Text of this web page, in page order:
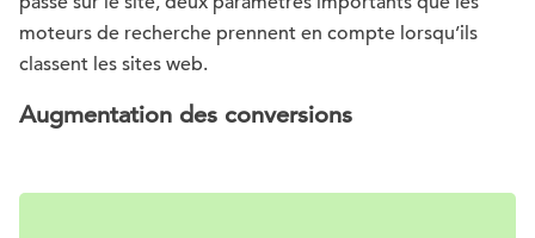
moteurs de recherche prennent en compte lorsqu’ils
classent les sites web.
Augmentation des conversions